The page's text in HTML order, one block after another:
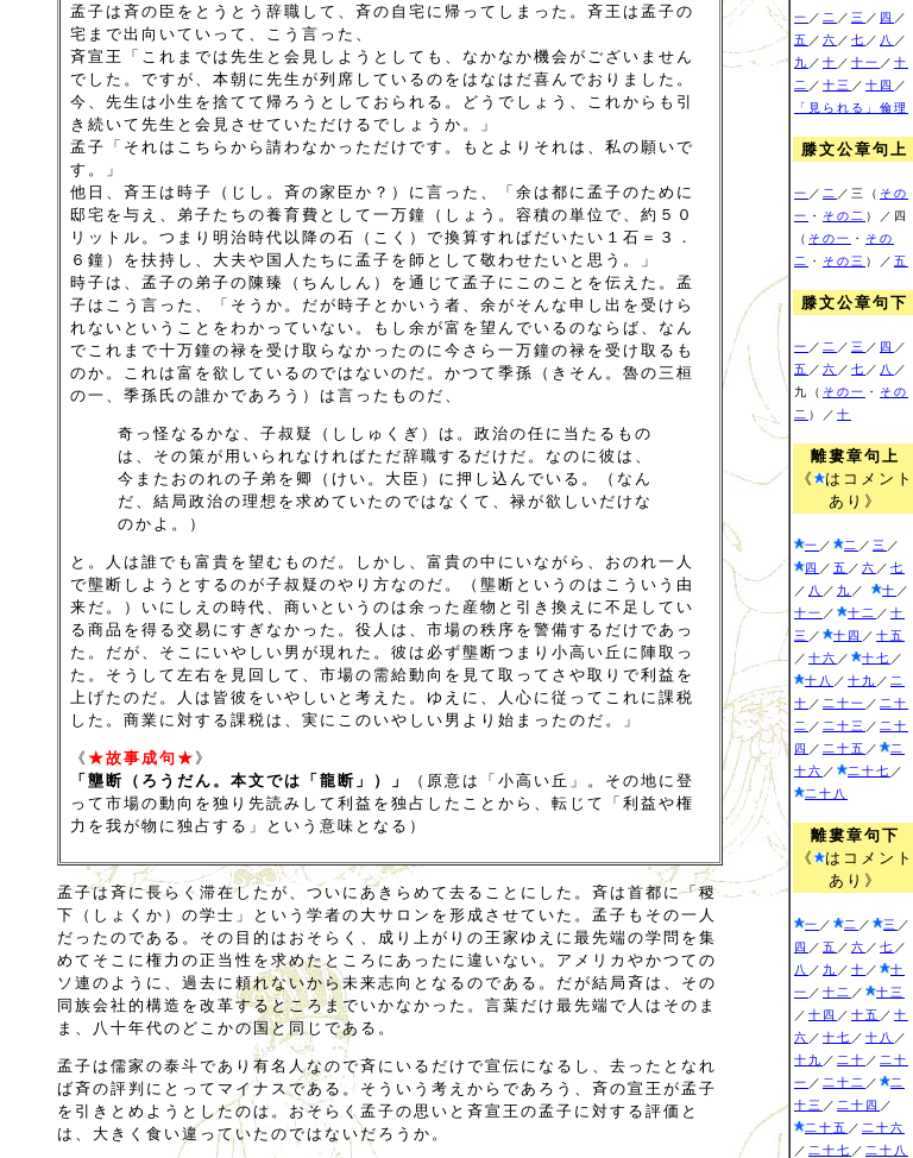
孟子は斉の臣をとうとう辞職して、斉の自宅に帰ってしまった。斉王は孟子の
宅まで出向いていって、こう言った、
斉宣王「これまでは先生と会見しようとしても、なかなか機会がございません
でした。ですが、本朝に先生が列席しているのをはなはだ喜んでおりました。
今、先生は小生を捨てて帰ろうとしておられる。どうでしょう、これからも引
き続いて先生と会見させていただけるでしょうか。」
孟子「それはこちらから請わなかっただけです。もとよりそれは、私の願いで
す。」
他日、斉王は時子（じし。斉の家臣か？）に言った、「余は都に孟子のために
邸宅を与え、弟子たちの養育費として一万鐘（しょう。容積の単位で、約５０
リットル。つまり明治時代以降の石（こく）で換算すればだいたい１石＝３．
６鐘）を扶持し、大夫や国人たちに孟子を師として敬わせたいと思う。」
時子は、孟子の弟子の陳臻（ちんしん）を通じて孟子にこのことを伝えた。孟
子はこう言った、「そうか。だが時子とかいう者、余がそんな申し出を受けら
れないということをわかっていない。もし余が富を望んでいるのならば、なん
でこれまで十万鐘の禄を受け取らなかったのに今さら一万鐘の禄を受け取るも
のか。これは富を欲しているのではないのだ。かつて季孫（きそん。魯の三桓
の一、季孫氏の誰かであろう）は言ったものだ、
奇っ怪なるかな、子叔疑（ししゅくぎ）は。政治の任に当たるもの
は、その策が用いられなければただ辞職するだけだ。なのに彼は、
今またおのれの子弟を卿（けい。大臣）に押し込んでいる。（なん
だ、結局政治の理想を求めていたのではなくて、禄が欲しいだけな
のかよ。）
と。人は誰でも富貴を望むものだ。しかし、富貴の中にいながら、おのれ一人
で壟断しようとするのが子叔疑のやり方なのだ。（壟断というのはこういう由
来だ。）いにしえの時代、商いというのは余った産物と引き換えに不足してい
る商品を得る交易にすぎなかった。役人は、市場の秩序を警備するだけであっ
た。だが、そこにいやしい男が現れた。彼は必ず壟断つまり小高い丘に陣取っ
た。そうして左右を見回して、市場の需給動向を見て取ってさや取りで利益を
上げたのだ。人は皆彼をいやしいと考えた。ゆえに、人心に従ってこれに課税
した。商業に対する課税は、実にこのいやしい男より始まったのだ。」
《 ★故事成句★ 》
「壟断（ろうだん。本文では「龍断」）」
（原意は「小高い丘」。その地に登
って市場の動向を独り先読みして利益を独占したことから、転じて「利益や権
力を我が物に独占する」という意味となる）
孟子は斉に長らく滞在したが、ついにあきらめて去ることにした。斉は首都に「稷
下（しょくか）の学士」という学者の大サロンを形成させていた。孟子もその一人
だったのである。その目的はおそらく、成り上がりの王家ゆえに最先端の学問を集
めてそこに権力の正当性を求めたところにあったに違いない。アメリカやかつての
ソ連のように、過去に頼れないから未来志向となるのである。だが結局斉は、その
同族会社的構造を改革するところまでいかなかった。言葉だけ最先端で人はそのま
ま、八十年代のどこかの国と同じである。
孟子は儒家の泰斗であり有名人なので斉にいるだけで宣伝になるし、去ったとなれ
ば斉の評判にとってマイナスである。そういう考えからであろう、斉の宣王が孟子
を引きとめようとしたのは。おそらく孟子の思いと斉宣王の孟子に対する評価と
は、大きく食い違っていたのではないだろうか。
一 ／ 二 ／ 三 ／ 四 ／
五 ／ 六 ／ 七 ／ 八 ／
九 ／ 十 ／ 十一 ／ 十
二 ／ 十三 ／ 十四 ／
「見られる」倫理
滕文公章句上
一 ／ 二 ／三（ その
一 ・ その二 ）／四
（ その一 ・ その
二
・ その三 ）／ 五
滕文公章句下
一 ／ 二 ／ 三 ／ 四 ／
五 ／ 六 ／ 七 ／ 八 ／
九（ その一 ・ その
二 ）／ 十
離婁章句上
《
はコメント
あり》
一 ／ 二 ／ 三 ／
四 ／ 五 ／ 六 ／ 七
／ 八 ／ 九 ／ 十 ／
十一 ／ 十二 ／ 十
三 ／ 十四 ／ 十五
／ 十六 ／ 十七 ／
十八 ／ 十九 ／ 二
十 ／ 二十一 ／ 二十
二 ／ 二十三 ／ 二十
四 ／ 二十五 ／
二
十六 ／ 二十七 ／
二十八
離婁章句下
《
はコメント
あり》
一 ／ 二 ／ 三 ／
四 ／ 五 ／ 六 ／ 七 ／
八 ／ 九 ／ 十 ／
十
一 ／ 十二 ／
十三
／ 十四 ／ 十五 ／ 十
六 ／ 十七 ／ 十八 ／
十九 ／ 二十 ／ 二十
一 ／ 二十二 ／
二
十三 ／ 二十四 ／
二十五 ／ 二十六
／ 二十七 ／ 二十八